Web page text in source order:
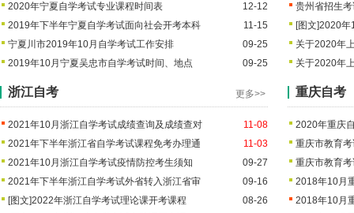
2020年宁夏自学考试专业课程时间表
12-12
2019年下半年宁夏自学考试面向社会开考本科
11-15
宁夏川市2019年10月自学考试工作安排
09-25
2019年10月宁夏吴忠市自学考试时间、地点
09-25
贵州省招生
[图文]2020年
关于2020年
关于2020年
浙江自考 更多>>
2021年10月浙江自学考试成绩查询及成绩查对
11-08
2021年下半年浙江省自学考试课程免考办理通
11-03
2021年10月浙江自学考试疫情防控考生须知
09-27
2021年下半年浙江自学考试外省转入浙江省审
09-16
[图文]2022年浙江自学考试理论课开考课程
08-26
重庆自考
2020年重庆
重庆市教育
重庆市教育
2018年10月
2018年10月